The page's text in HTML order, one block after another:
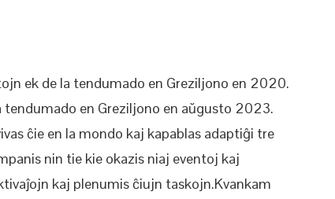
ek de la tendumado en Greziljono en 2020.
en Greziljono en aŭgusto 2023.
ĉie en la mondo kaj kapablas adaptiĝi tre
nin tie kie okazis niaj eventoj kaj
kaj plenumis ĉiujn taskojn.Kvankam